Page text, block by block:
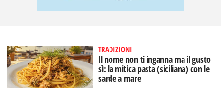
TRADIZIONI
Il nome non ti inganna ma il gusto
sì: la mitica pasta (siciliana) con le
sarde a mare